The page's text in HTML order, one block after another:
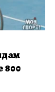
800